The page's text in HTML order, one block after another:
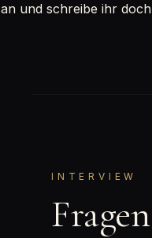
an und schreibe ihr
INTERVIEW